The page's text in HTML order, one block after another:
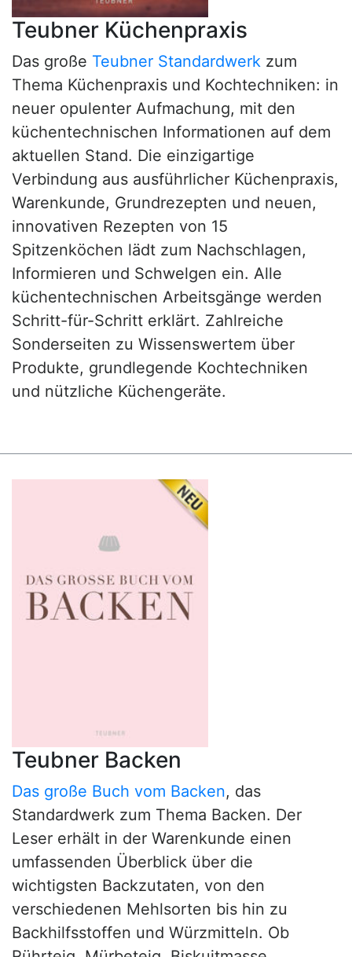
Teubner Küchenpraxis
Das große Teubner Standardwerk zum
Thema Küchenpraxis und Kochtechniken: in
neuer opulenter Aufmachung, mit den
küchentechnischen Informationen auf dem
aktuellen Stand. Die einzigartige
Verbindung aus ausführlicher Küchenpraxis,
Warenkunde, Grundrezepten und neuen,
innovativen Rezepten von 15
Spitzenköchen lädt zum Nachschlagen,
Informieren und Schwelgen ein. Alle
küchentechnischen Arbeitsgänge werden
Schritt-für-Schritt erklärt. Zahlreiche
Sonderseiten zu Wissenswertem über
Produkte, grundlegende Kochtechniken
und nützliche Küchengeräte.
Teubner Backen
Das große Buch vom Backen, das
Standardwerk zum Thema Backen. Der
Leser erhält in der Warenkunde einen
umfassenden Überblick über die
wichtigsten Backzutaten, von den
verschiedenen Mehlsorten bis hin zu
Backhilfsstoffen und Würzmitteln. Ob